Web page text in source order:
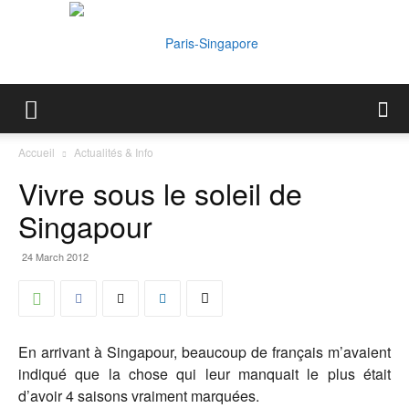
Singapore
Accueil Actualités & Info
Vivre sous le soleil de
Singapour
24 March 2012
En arrivant à Singapour, beaucoup de français m’avaient
indiqué que la chose qui leur manquait le plus était
d’avoir 4 saisons vraiment marquées.